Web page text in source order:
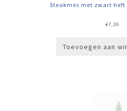
Steakmes met zwart heft
€7,30
Toevoegen aan